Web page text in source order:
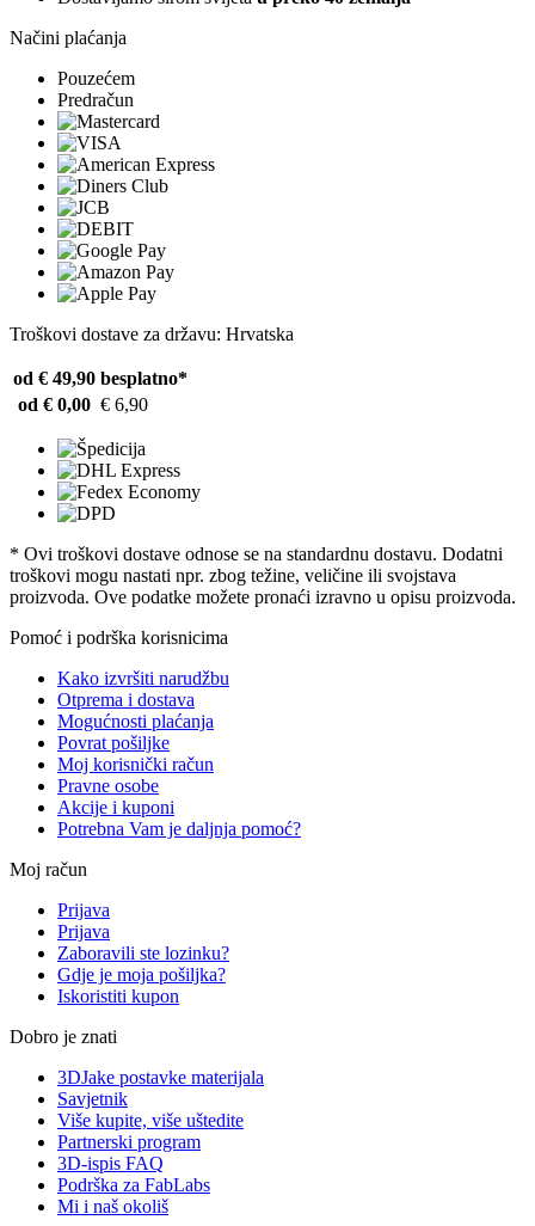
Načini plaćanja
Pouzećem
Predračun
Troškovi dostave za državu: Hrvatska
od € 49,90 besplatno*
od € 0,00 € 6,90
* Ovi troškovi dostave odnose se na standardnu ​​dostavu. Dodatni
troškovi mogu nastati npr. zbog težine, veličine ili svojstava
proizvoda. Ove podatke možete pronaći izravno u opisu proizvoda.
Pomoć i podrška korisnicima
Kako izvršiti narudžbu
Otprema i dostava
Mogućnosti plaćanja
Povrat pošiljke
Moj korisnički račun
Pravne osobe
Akcije i kuponi
Potrebna Vam je daljnja pomoć?
Moj račun
Prijava
Prijava
Zaboravili ste lozinku?
Gdje je moja pošiljka?
Iskoristiti kupon
Dobro je znati
3DJake postavke materijala
Savjetnik
Više kupite, više uštedite
Partnerski program
3D-ispis FAQ
Podrška za FabLabs
Mi i naš okoliš